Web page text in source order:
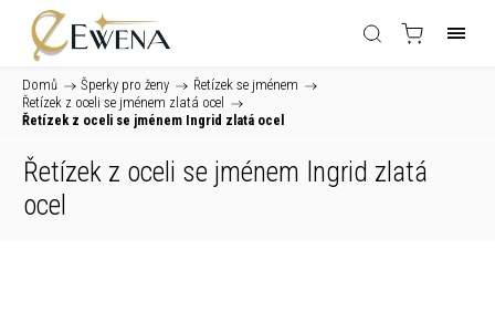
Domů / Šperky pro ženy / Řetízek se jménem /
Řetízek z oceli se jménem zlatá ocel /
Řetízek z oceli se jménem Ingrid zlatá ocel
Řetízek z oceli se jménem Ingrid zlatá
ocel